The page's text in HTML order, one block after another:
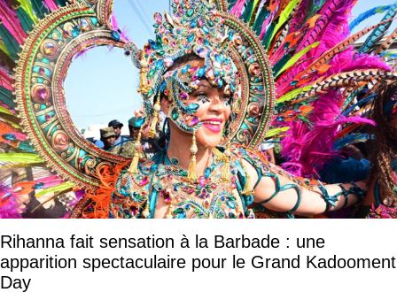
Rihanna fait sensation à la Barbade : une
apparition spectaculaire pour le Grand Kadooment
Day